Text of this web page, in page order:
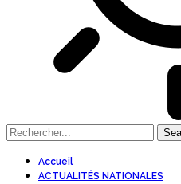
Accueil
ACTUALITÉS NATIONALES